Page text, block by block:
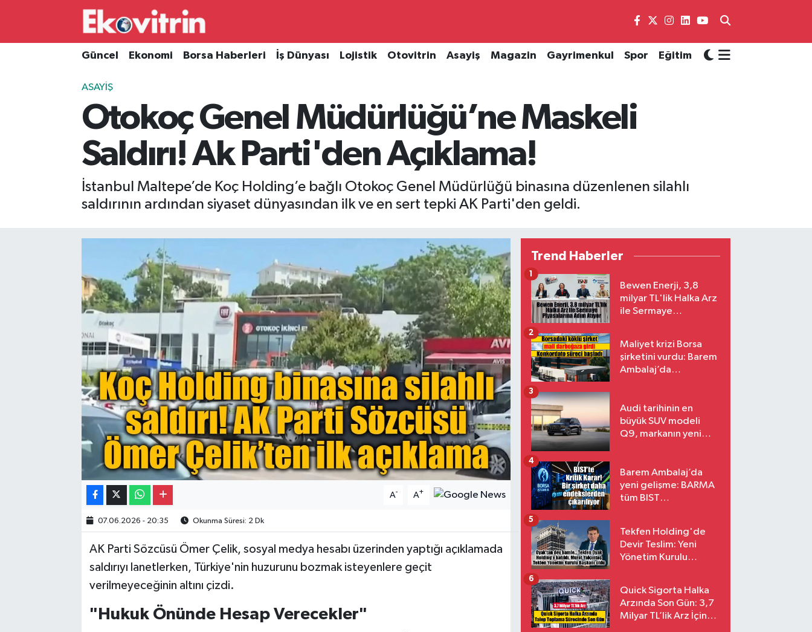
Güncel Ekonomi Borsa Haberleri İş Dünyası Lojistik Otovitrin Asayiş Magazin Gayrimenkul Spor Eğitim
ASAYIŞ
Otokoç Genel Müdürlüğü’ne Maskeli
Saldırı! Ak Parti'den Açıklama!
İstanbul Maltepe’de Koç Holding’e bağlı Otokoç Genel Müdürlüğü binasına düzenlenen silahlı
saldırının ardından siyaset dünyasından ilk ve en sert tepki AK Parti'den geldi.
A- A+
07.06.2026 - 20:35 Okunma Süresi: 2 Dk
AK Parti Sözcüsü Ömer Çelik, sosyal medya hesabı üzerinden yaptığı açıklamada
saldırıyı lanetlerken, Türkiye'nin huzurunu bozmak isteyenlere geçit
verilmeyeceğinin altını çizdi.
"Hukuk Önünde Hesap Verecekler"
Trend Haberler
Bewen Enerji, 3,8
milyar TL'lik Halka Arz
ile Sermaye
1
Maliyet krizi Borsa
şirketini vurdu: Barem
Ambalaj’da
2
Audi tarihinin en
büyük SUV modeli
Q9, markanın yeni
3
Barem Ambalaj’da
yeni gelişme: BARMA
tüm BIST
4
Tekfen Holding'de
Devir Teslim: Yeni
Yönetim Kurulu
5
Quick Sigorta Halka
Arzında Son Gün: 3,7
Milyar TL’lik Arz İçin
6
Güncel
Borsa Haberleri
Gayrimenkul
Hava Durumu
Süper Lig Puan Durumu ve Fikstür
Tüm Manşetler
Son Dakika Haberleri
Haber Arşivi